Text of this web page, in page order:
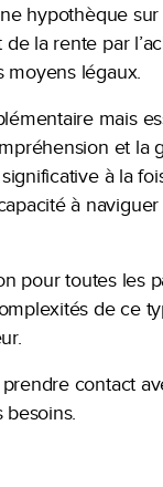
hypothèque
la rente par
moyens légaux.
mais
et la
à la
à
pour toutes les
de ce
contact